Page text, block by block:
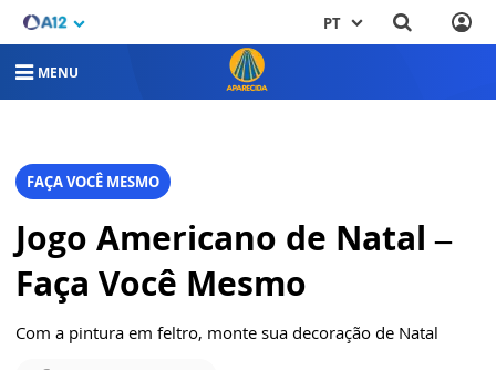
PT
MENU
FAÇA VOCÊ MESMO
Jogo Americano de Natal –
Faça Você Mesmo
Com a pintura em feltro, monte sua decoração de Natal